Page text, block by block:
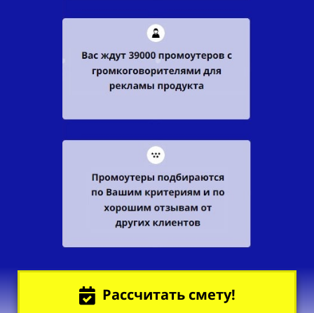
Рассчитать смету!